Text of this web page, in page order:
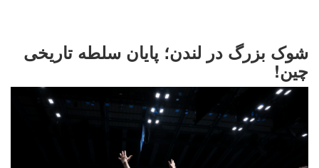
شوک بزرگ در لندن؛ پایان سلطه تاریخی
چین!